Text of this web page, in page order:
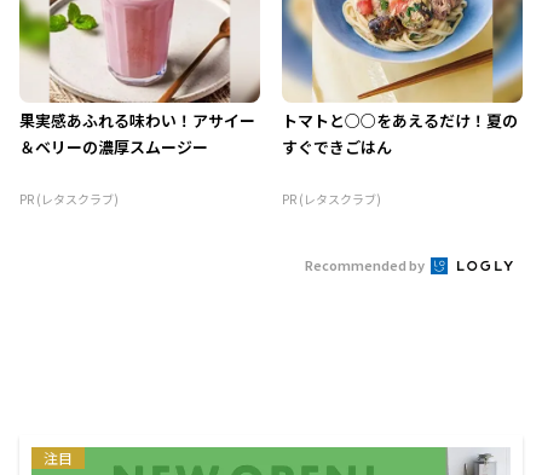
果実感あふれる味わい！アサイー
＆ベリーの濃厚スムージー
PR (レタスクラブ)
トマトと○○をあえるだけ！夏の
すぐできごはん
PR (レタスクラブ)
Recommended by
注目